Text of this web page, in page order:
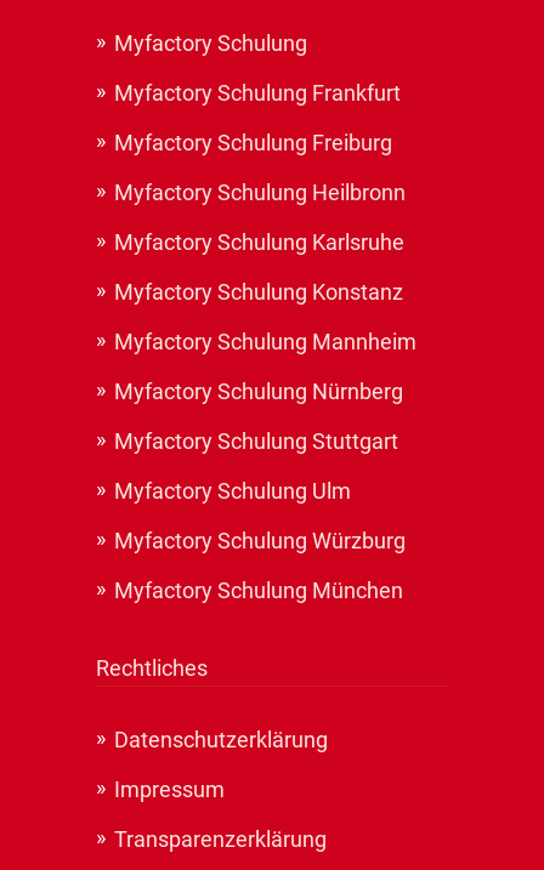
Myfactory Schulung
Myfactory Schulung Frankfurt
Myfactory Schulung Freiburg
Myfactory Schulung Heilbronn
Myfactory Schulung Karlsruhe
Myfactory Schulung Konstanz
Myfactory Schulung Mannheim
Myfactory Schulung Nürnberg
Myfactory Schulung Stuttgart
Myfactory Schulung Ulm
Myfactory Schulung Würzburg
Myfactory Schulung München
Rechtliches
Datenschutzerklärung
Impressum
Transparenzerklärung